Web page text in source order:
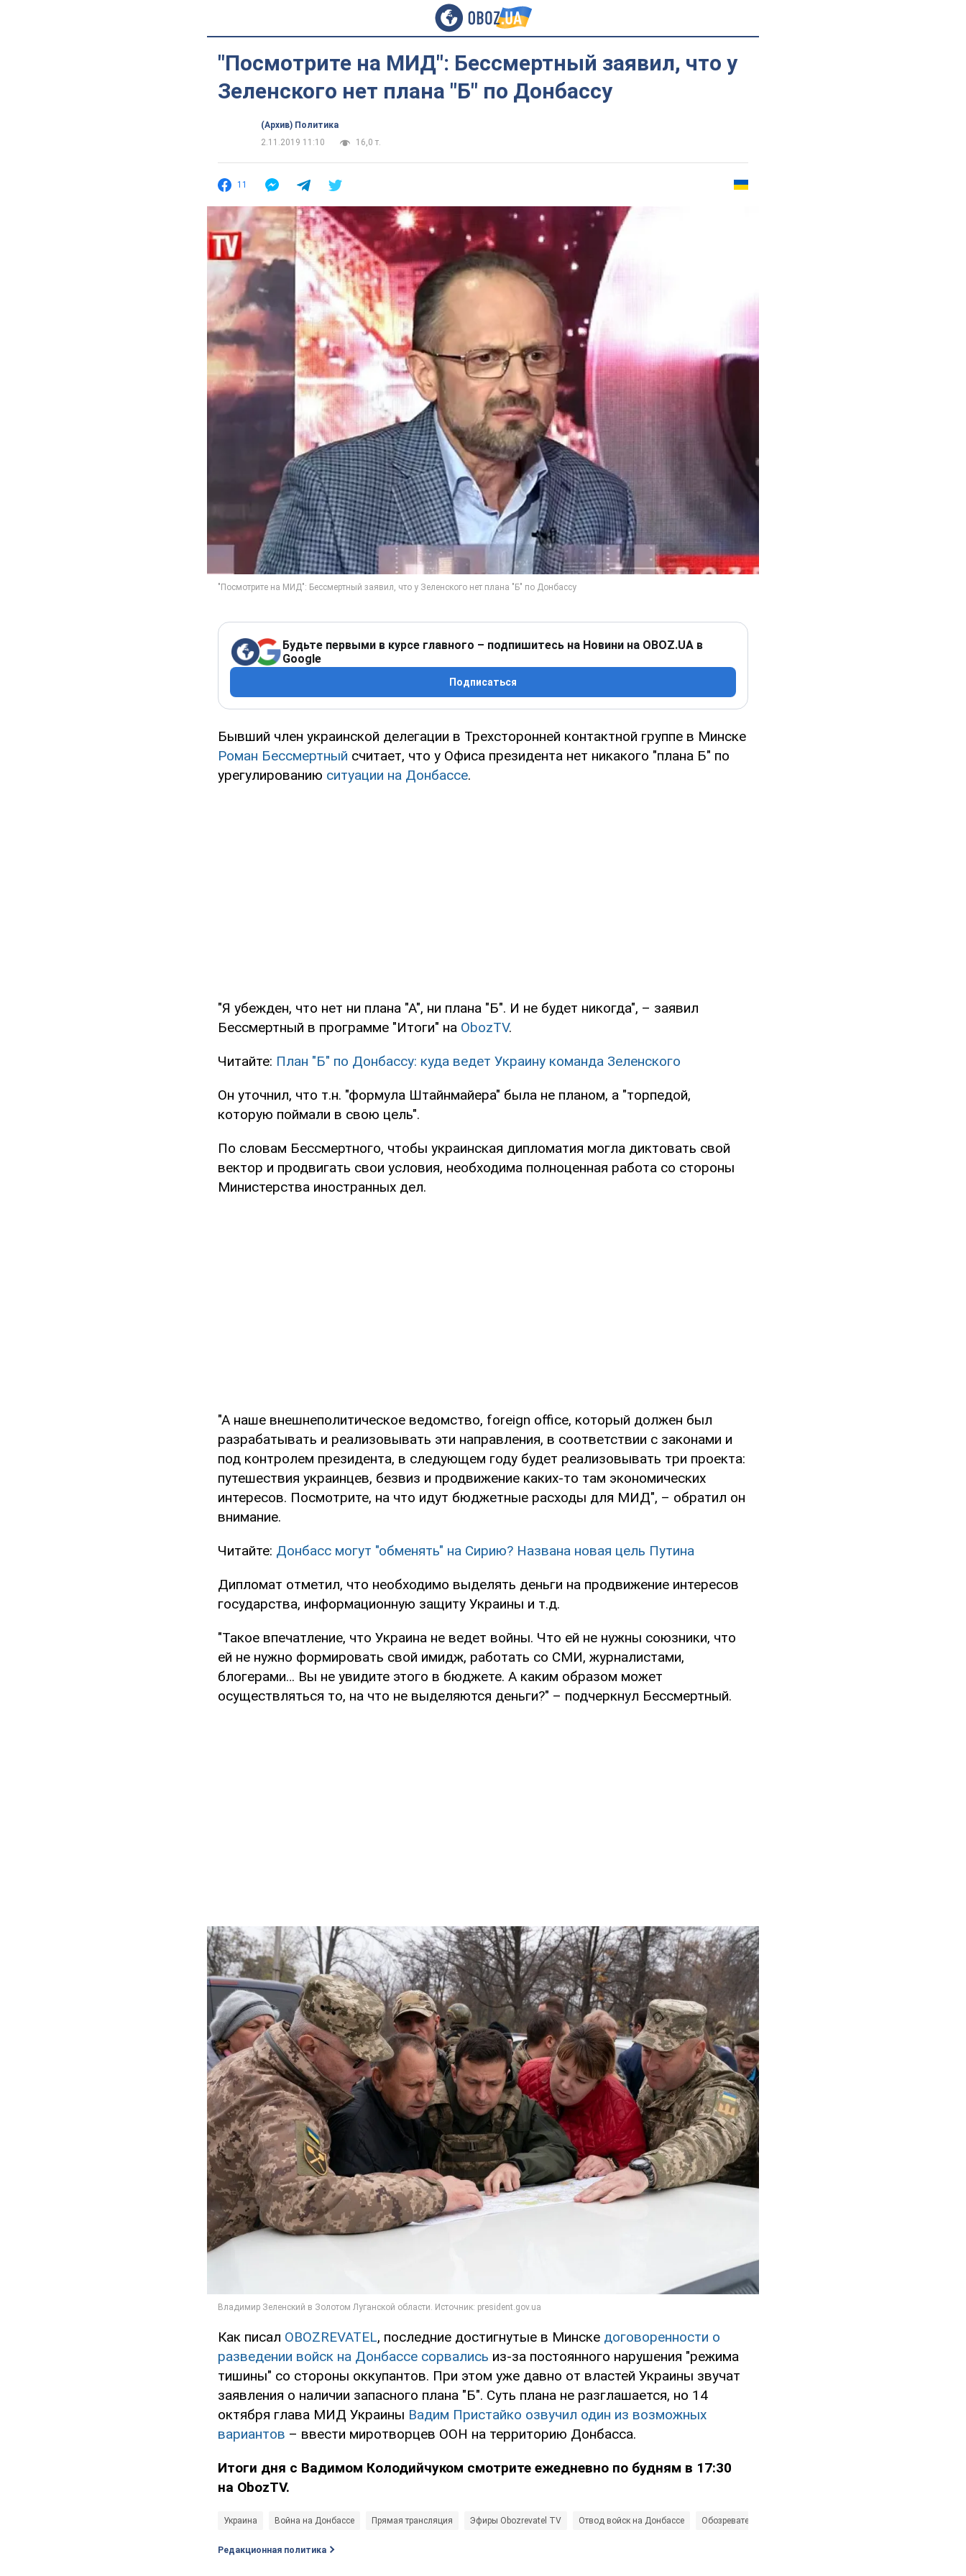
"Посмотрите на МИД": Бессмертный заявил, что у
Зеленского нет плана "Б" по Донбассу
(Архив) Политика
2.11.2019 11:10
16,0 т.
11
Будьте первыми в курсе главного – подпишитесь на Новини на OBOZ.UA в
Google
Подписаться
Бывший член украинской делегации в Трехсторонней контактной группе в Минске
Роман Бессмертный считает, что у Офиса президента нет никакого "плана Б" по
урегулированию ситуации на Донбассе.
"Я убежден, что нет ни плана "А", ни плана "Б". И не будет никогда", – заявил
Бессмертный в программе "Итоги" на ObozTV.
Читайте: План "Б" по Донбассу: куда ведет Украину команда Зеленского
Он уточнил, что т.н. "формула Штайнмайера" была не планом, а "торпедой,
которую поймали в свою цель".
По словам Бессмертного, чтобы украинская дипломатия могла диктовать свой
вектор и продвигать свои условия, необходима полноценная работа со стороны
Министерства иностранных дел.
"А наше внешнеполитическое ведомство, foreign office, который должен был
разрабатывать и реализовывать эти направления, в соответствии с законами и
под контролем президента, в следующем году будет реализовывать три проекта:
путешествия украинцев, безвиз и продвижение каких-то там экономических
интересов. Посмотрите, на что идут бюджетные расходы для МИД", – обратил он
внимание.
Читайте: Донбасс могут "обменять" на Сирию? Названа новая цель Путина
Дипломат отметил, что необходимо выделять деньги на продвижение интересов
государства, информационную защиту Украины и т.д.
"Такое впечатление, что Украина не ведет войны. Что ей не нужны союзники, что
ей не нужно формировать свой имидж, работать со СМИ, журналистами,
блогерами… Вы не увидите этого в бюджете. А каким образом может
осуществляться то, на что не выделяются деньги?" – подчеркнул Бессмертный.
Как писал OBOZREVATEL, последние достигнутые в Минске договоренности о
разведении войск на Донбассе сорвались из-за постоянного нарушения "режима
тишины" со стороны оккупантов. При этом уже давно от властей Украины звучат
заявления о наличии запасного плана "Б". Суть плана не разглашается, но 14
октября глава МИД Украины Вадим Пристайко озвучил один из возможных
вариантов – ввести миротворцев ООН на территорию Донбасса.
Итоги дня с Вадимом Колодийчуком смотрите ежедневно по будням в 17:30
на ObozTV.
Украина Война на Донбассе Прямая трансляция Эфиры Obozrevatel TV Отвод войск на Донбассе Обозреватель TV
Редакционная политика